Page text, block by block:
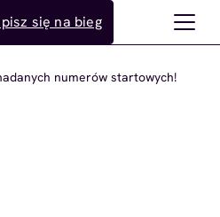
się na bieg
numerów startowych!